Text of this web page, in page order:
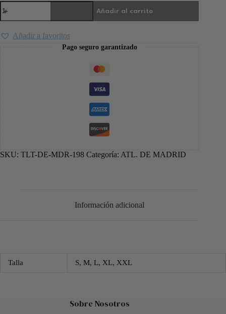
Añadir al carrito
Añadir a favoritos
Pago seguro garantizado
SKU: TLT-DE-MDR-198 Categoría: ATL. DE MADRID
Información adicional
Talla S, M, L, XL, XXL
Sobre Nosotros